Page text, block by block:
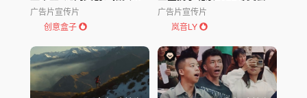
广告片宣传片
创意盒子
广告片宣传片
岚音LY